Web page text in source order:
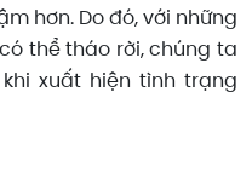
hơn. Do đó, với những
thể tháo rời, chúng ta
xuất hiện tình trạng